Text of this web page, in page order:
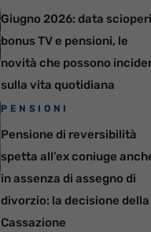
Giugno 2026: data
bonus TV e pensioni, le
novità che possono
sulla vita quotidiana
PENSIONI
Pensione di reversibilità
spetta all’ex coniuge
in assenza di assegno di
divorzio: la decisione della
Cassazione